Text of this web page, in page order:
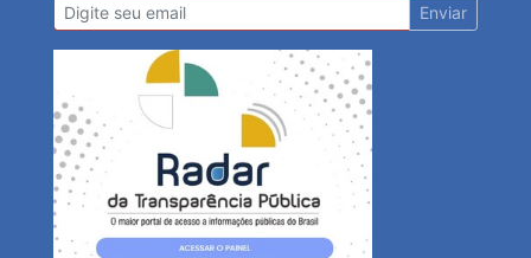
Enviar